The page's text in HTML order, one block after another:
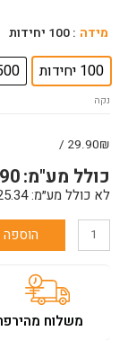
מידה : 100 יחידות
100 יחידות 500
נקה
29.90₪ /
כולל מע"מ:
לא כולל מע״מ:
כמות
בורג
למיתד
37
משלוח מהיר